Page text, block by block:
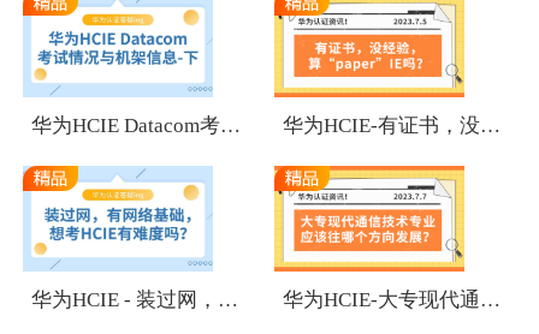
华为HCIE Datacom考试情况与机架信息-下 华为HCIE-有证书，没经验，算“paper”IE吗？
华为HCIE - 装过网，有网络基础，想考HCIE有难度吗？ 华为HCIE-大专现代通信技术专业应该往哪个方向发展？